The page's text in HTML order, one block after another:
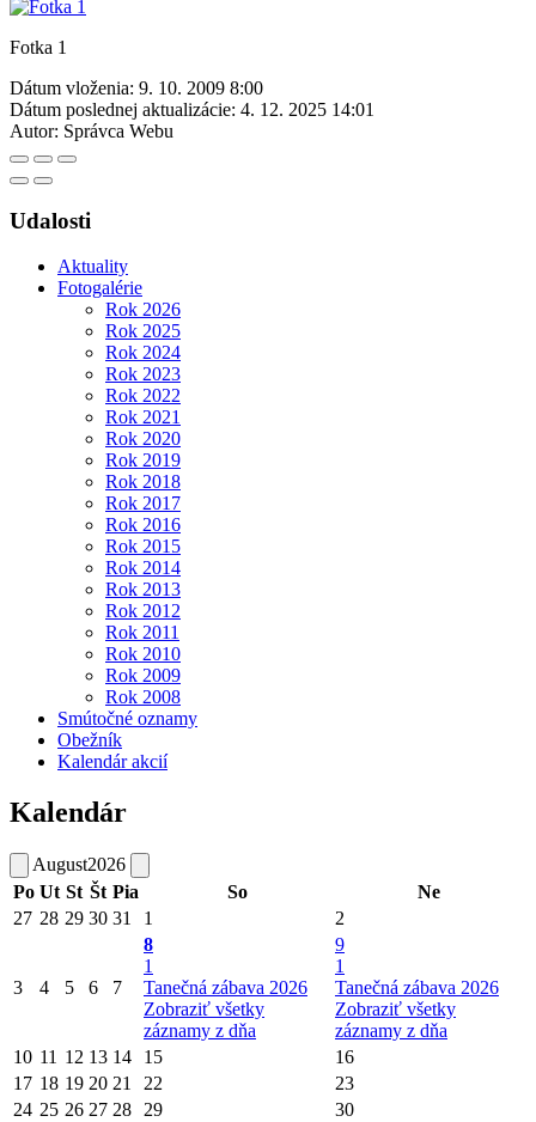
Fotka 1
Dátum vloženia: 9. 10. 2009 8:00
Dátum poslednej aktualizácie: 4. 12. 2025 14:01
Autor: Správca Webu
Udalosti
Aktuality
Fotogalérie
Rok 2026
Rok 2025
Rok 2024
Rok 2023
Rok 2022
Rok 2021
Rok 2020
Rok 2019
Rok 2018
Rok 2017
Rok 2016
Rok 2015
Rok 2014
Rok 2013
Rok 2012
Rok 2011
Rok 2010
Rok 2009
Rok 2008
Smútočné oznamy
Obežník
Kalendár akcií
Kalendár
August2026
Po Ut St Št Pia So
Ne
27 28 29 30 31 1 2
3 4 5 6 7
8
1
Tanečná zábava 2026
Zobraziť všetky
záznamy z dňa
9
1
Tanečná zábava 2026
Zobraziť všetky
záznamy z dňa
10 11 12 13 14 15
16
17 18 19 20 21 22
23
24 25 26 27 28 29
30